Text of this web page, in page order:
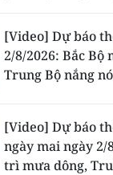
[Video] Dự báo
2/8/2026: Bắc Bộ
Trung Bộ nắng
[Video] Dự báo
ngày mai ngày 2/
trì mưa dông,